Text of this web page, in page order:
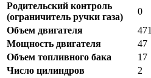
Родительский контроль
(ограничитель ручки газа)
0
Объем двигателя
471
Мощность двигателя
47
Объем топливного бака
17
Число цилиндров
2